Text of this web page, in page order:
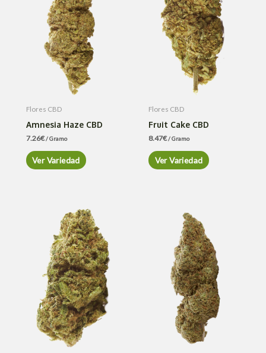
Flores CBD
Amnesia Haze CBD
7.26€/ Gramo
Ver Variedad
Flores CBD
Fruit Cake CBD
8.47€/ Gramo
Ver Variedad